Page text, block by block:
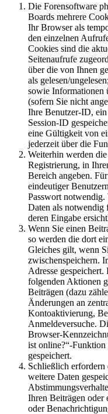
Die Forensoftware
Boards mehrere
Ihr Browser als
den einzelnen
Cookies sind die
Seitenaufrufe
über die von Ihnen
als gelesen/
sowie Informationen
(sofern Sie nicht
Ihre Benutzer-ID,
Session-ID
eine Gültigkeit von
jederzeit über die
Weiterhin werden
Registrierung, in
Bereich angeben.
eindeutiger
Passwort
Daten als notwendig
deren Eingabe
Wenn Sie einen
so werden die dort
Gleiches gilt, wenn
zwischenspeichern.
Adresse
folgenden Aktionen
Beiträgen (dazu
Änderungen an
Kontoaktivierung,
Anmeldeversuche.
Browser-
ist online?“-
gespeichert.
Schließlich erfordern
weitere Daten
Ihren Beiträgen oder
oder